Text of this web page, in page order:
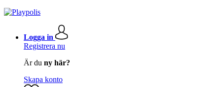
Logga in
Registrera nu
Är du ny här?
Skapa konto